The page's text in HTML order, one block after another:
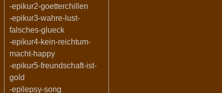
-epikur2-goetterchillen
-epikur3-wahre-lust-
falsches-glueck
-epikur4-kein-reichtum-
macht-happy
-epikur5-freundschaft-ist-
gold
-epilepsy-song